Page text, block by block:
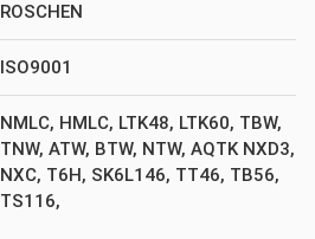
ROSCHEN
ISO9001
NMLC, HMLC, LTK48, LTK60, TBW,
TNW, ATW, BTW, NTW, AQTK NXD3,
NXC, T6H, SK6L146, TT46, TB56,
TS116,